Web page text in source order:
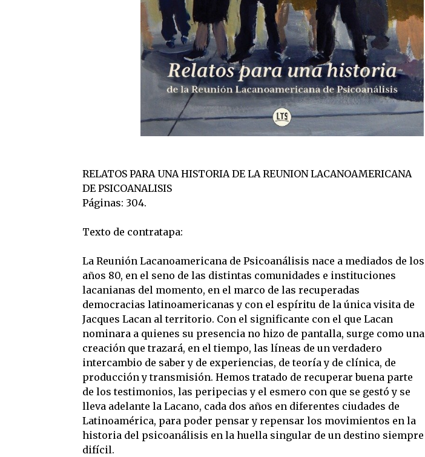
RELATOS PARA UNA HISTORIA DE LA REUNION LACANOAMERICANA
DE PSICOANALISIS
Páginas: 304.
Texto de contratapa:
La Reunión Lacanoamericana de Psicoanálisis nace a mediados de los
años 80, en el seno de las distintas comunidades e instituciones
lacanianas del momento, en el marco de las recuperadas
democracias latinoamericanas y con el espíritu de la única visita de
Jacques Lacan al territorio. Con el significante con el que Lacan
nominara a quienes su presencia no hizo de pantalla, surge como una
creación que trazará, en el tiempo, las líneas de un verdadero
intercambio de saber y de experiencias, de teoría y de clínica, de
producción y transmisión. Hemos tratado de recuperar buena parte
de los testimonios, las peripecias y el esmero con que se gestó y se
lleva adelante la Lacano, cada dos años en diferentes ciudades de
Latinoamérica, para poder pensar y repensar los movimientos en la
historia del psicoanálisis en la huella singular de un destino siempre
difícil.